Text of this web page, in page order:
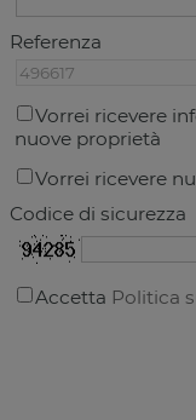
Referenza
Vorrei ricevere
nuove proprietà
Vorrei ricevere
Codice di sicurezza
Accetta Politica